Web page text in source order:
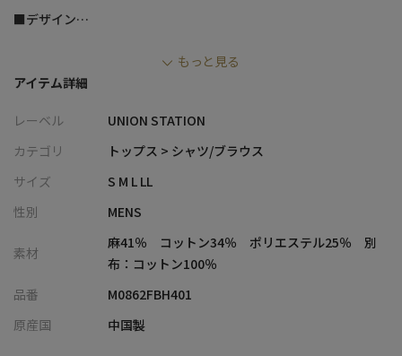
■デザイン
・リネン特有のナチュラルな風合いに、機能性をプラスしたハイ
・軽やかに羽織れる7分袖デザインで、春夏シーズンに最適な一着
・ワイドカラー仕様で首元に程よい開きが生まれ、抜け感のある
・袖裏に別生地を配し、ロールアップ時にもさりげないアクセン
トを演出
・豊富なカラーバリエーションで、スタイリングの幅が広がるラ
インナップ
面も充実
・ネイビーはWEB限定展開カラー
もっと見る
アイテム詳細
レーベル
UNION STATION
カテゴリ
トップス > シャツ/ブラウス
サイズ
S M L LL
性別
MENS
素材
麻41％ コットン34％ ポリエステル25％ 別
布：コットン100％
品番
M0862FBH401
原産国
中国製